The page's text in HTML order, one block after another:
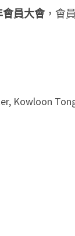
會員大會，會
Kowloon